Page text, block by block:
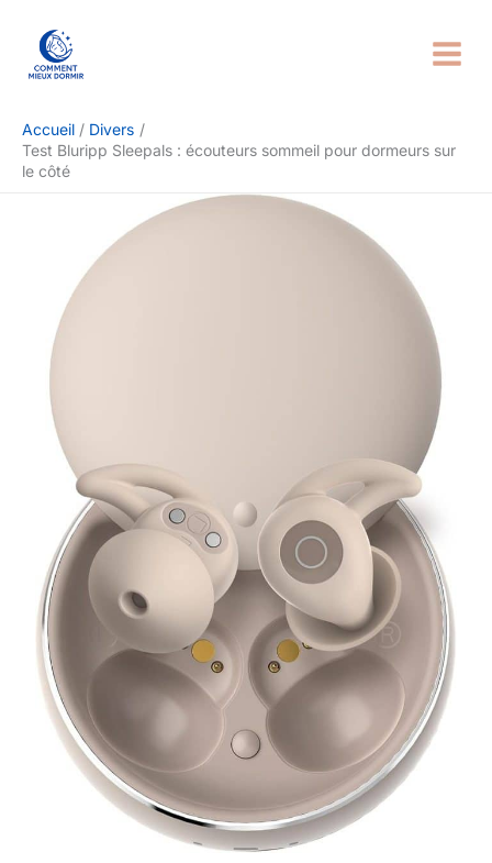
contenu
Accueil
Divers
Test Bluripp Sleepals : écouteurs sommeil pour dormeurs sur
le côté